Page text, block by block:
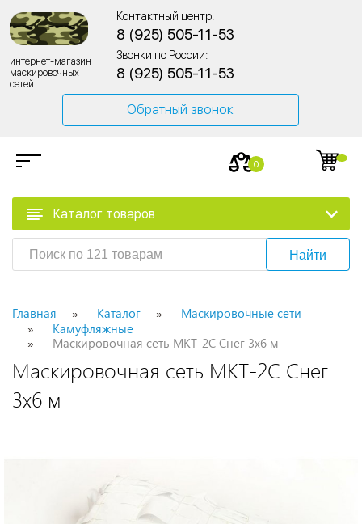
интернет-магазин
маскировочных
сетей
Контактный центр:
8 (925) 505-11-53
Звонки по России:
8 (925) 505-11-53
Обратный звонок
0
Каталог товаров
Найти
Главная Каталог
Маскировочные сети
Камуфляжные
Маскировочная сеть МКТ-2С Снег 3х6 м
Маскировочная сеть МКТ-2С Снег
3х6 м